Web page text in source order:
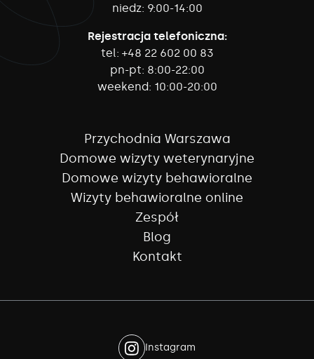
niedz: 9:00-14:00
Rejestracja telefoniczna:
tel: +48 22 602 00 83
pn-pt: 8:00-22:00
weekend: 10:00-20:00
Przychodnia Warszawa
Domowe wizyty weterynaryjne
Domowe wizyty behawioralne
Wizyty behawioralne online
Zespół
Blog
Kontakt
Instagram